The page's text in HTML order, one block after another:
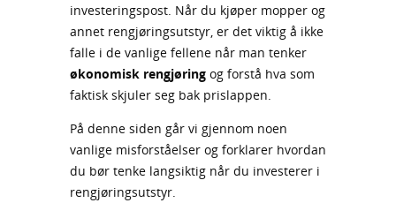
investeringspost. Når du kjøper mopper og
annet rengjøringsutstyr, er det viktig å ikke
falle i de vanlige fellene når man tenker
økonomisk rengjøring og forstå hva som
faktisk skjuler seg bak prislappen.
På denne siden går vi gjennom noen
vanlige misforståelser og forklarer hvordan
du bør tenke langsiktig når du investerer i
rengjøringsutstyr.